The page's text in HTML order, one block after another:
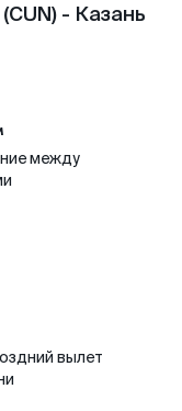
- Казань
между
вылет